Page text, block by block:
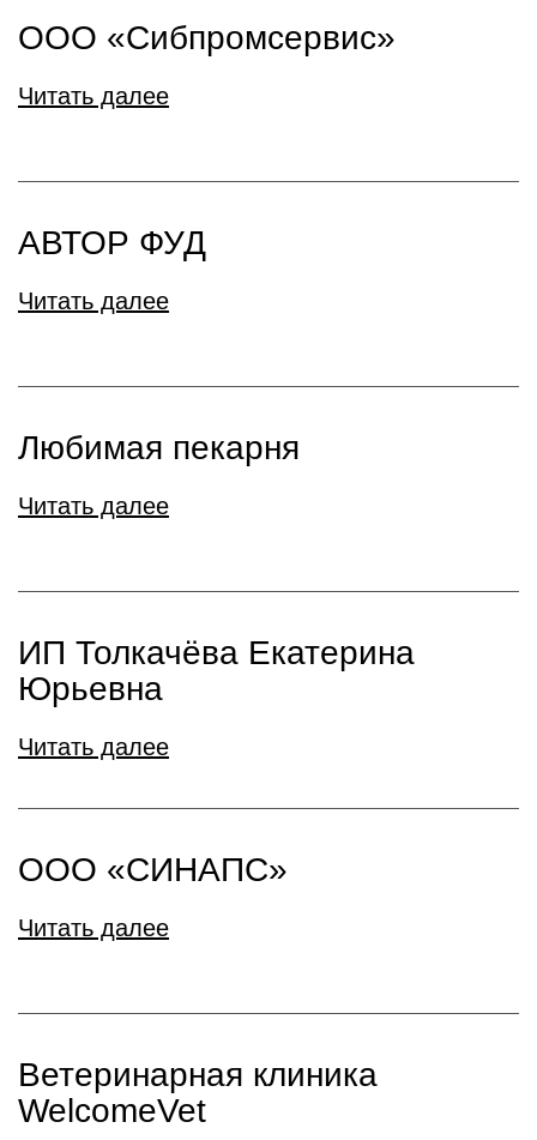
ООО «Сибпромсервис»
Читать далее
АВТОР ФУД
Читать далее
Любимая пекарня
Читать далее
ИП Толкачёва Екатерина
Юрьевна
Читать далее
ООО «СИНАПС»
Читать далее
Ветеринарная клиника
WelcomeVet